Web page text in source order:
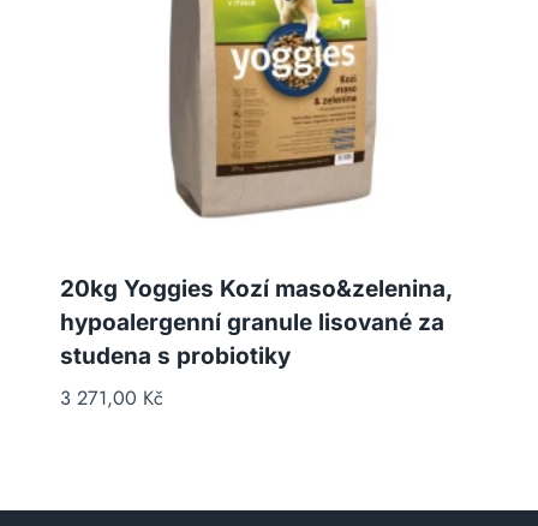
20kg Yoggies Kozí maso&zelenina,
hypoalergenní granule lisované za
studena s probiotiky
3 271,00 Kč